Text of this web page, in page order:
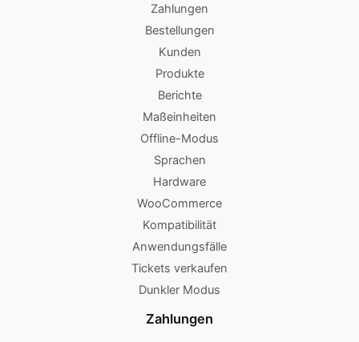
Zahlungen
Bestellungen
Kunden
Produkte
Berichte
Maßeinheiten
Offline-Modus
Sprachen
Hardware
WooCommerce
Kompatibilität
Anwendungsfälle
Tickets verkaufen
Dunkler Modus
Zahlungen